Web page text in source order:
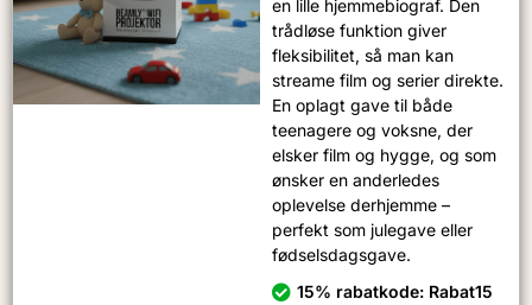
en lille hjemmebiograf. Den
trådløse funktion giver
fleksibilitet, så man kan
streame film og serier direkte.
En oplagt gave til både
teenagere og voksne, der
elsker film og hygge, og som
ønsker en anderledes
oplevelse derhjemme –
perfekt som julegave eller
fødselsdagsgave.
15% rabatkode: Rabat15